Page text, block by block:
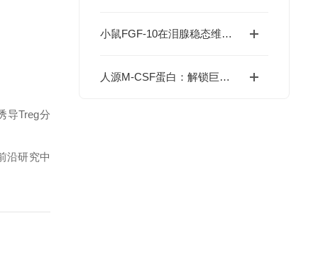
小鼠FGF-10在泪腺稳态维持与干眼症干预中的价值
人源M-CSF蛋白：解锁巨噬细胞研究与肿瘤免疫的科研密钥
导Treg分
沿研究中